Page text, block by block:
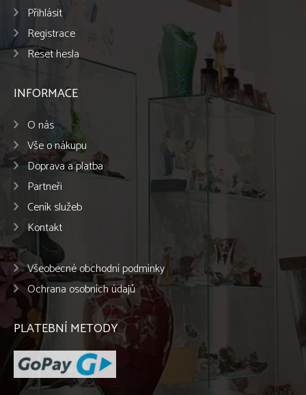
Přihlásit
Registrace
Reset hesla
INFORMACE
O nás
Vše o nákupu
Doprava a platba
Partneři
Ceník služeb
Kontakt
Všeobecné obchodní podmínky
Ochrana osobních údajů
PLATEBNÍ METODY